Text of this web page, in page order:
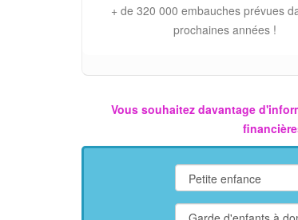
+ de 320 000 embauches prévues
prochaines années !
Vous souhaitez davantage